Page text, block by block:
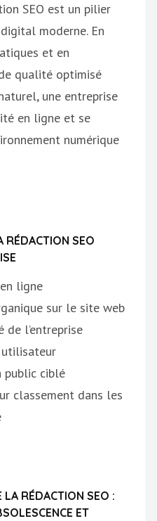
SEO est un pilier
moderne. En
et en
qualité optimisé
une entreprise
en ligne et se
numérique
RÉDACTION SEO
ligne
sur le site web
l’entreprise
utilisateur
public ciblé
classement dans les
LA RÉDACTION SEO :
ET